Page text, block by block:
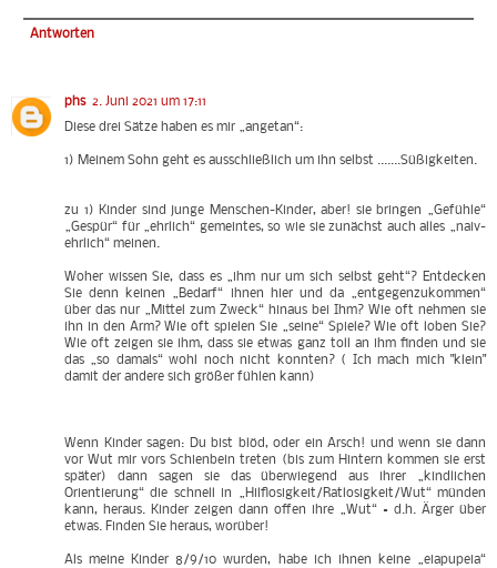
Antworten
phs 2. Juni 2021 um 17:11
Diese drei Sätze haben es mir „angetan“:
1) Meinem Sohn geht es ausschließlich um ihn selbst .......Süßigkeiten.
zu 1) Kinder sind junge Menschen-Kinder, aber! sie bringen „Gefühle“
„Gespür“ für „ehrlich“ gemeintes, so wie sie zunächst auch alles „naiv-
ehrlich“ meinen.
Woher wissen Sie, dass es „ihm nur um sich selbst geht“? Entdecken
Sie denn keinen „Bedarf“ ihnen hier und da „entgegenzukommen“
über das nur „Mittel zum Zweck“ hinaus bei Ihm? Wie oft nehmen sie
ihn in den Arm? Wie oft spielen Sie „seine“ Spiele? Wie oft loben Sie?
Wie oft zeigen sie ihm, dass sie etwas ganz toll an ihm finden und sie
das „so damals“ wohl noch nicht konnten? ( Ich mach mich "klein"
damit der andere sich größer fühlen kann)
Wenn Kinder sagen: Du bist blöd, oder ein Arsch! und wenn sie dann
vor Wut mir vors Schienbein treten (bis zum Hintern kommen sie erst
später) dann sagen sie das überwiegend aus ihrer „kindlichen
Orientierung“ die schnell in „Hilflosigkeit/Ratlosigkeit/Wut“ münden
kann, heraus. Kinder zeigen dann offen ihre „Wut“ = d.h. Ärger über
etwas. Finden Sie heraus, worüber!
Als meine Kinder 8/9/10 wurden, habe ich ihnen keine „eiapupeia“